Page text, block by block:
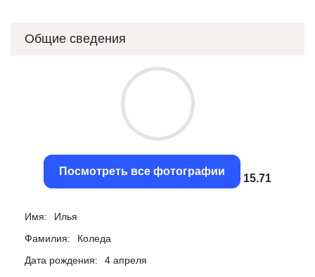
Общие сведения
Посмотреть все фотографии
15.41
Имя:
Илья
Фамилия:
Коледа
Дата рождения:
4 апреля